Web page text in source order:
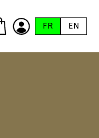
FR EN